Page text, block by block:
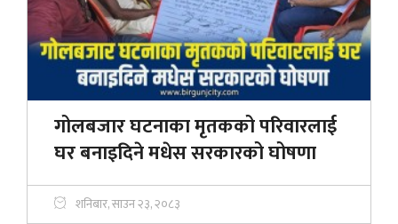
गोलबजार घटनाका मृतकको परिवारलाई
घर बनाइदिने मधेस सरकारको घोषणा
शनिबार, साउन २३, २०८३